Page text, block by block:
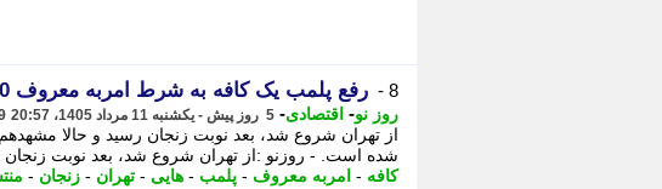
8 - رفع پلمب یک کافه به شرط امربه معروف 200 نفر!
روز نو- اقتصادی- 5 روز پیش - یکشنبه 11 مرداد 1405، 20:57
از تهران شروع شد، بعد نوبت زنجان رسید و حالا
شده است. - روزنو :از تهران شروع شد، بعد نوبت
کافه - امربه معروف - پلمب - هایی - تهران - زنجان -